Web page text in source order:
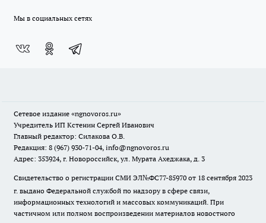
Мы в социальных сетях
Сетевое издание «ngnovoros.ru»
Учредитель ИП Кстенин Сергей Иванович
Главный редактор: Силакова О.В.
Редакция: 8 (967) 930-71-04, info@ngnovoros.ru
Адрес: 353924, г. Новороссийск, ул. Мурата Ахеджака, д. 3
Свидетельство о регистрации СМИ ЭЛ№ФС77-85970 от 18 сентября 2023
г. выдано Федеральной службой по надзору в сфере связи,
информационных технологий и массовых коммуникаций. При
частичном или полном воспроизведении материалов новостного